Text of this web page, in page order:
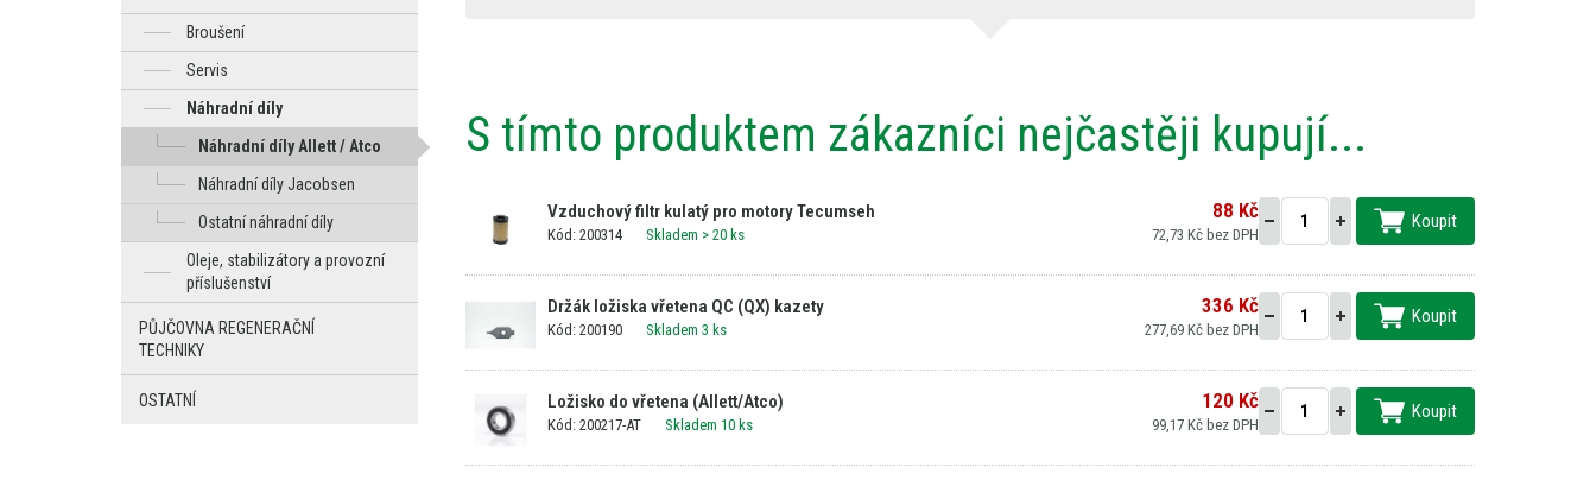
S tímto produktem zákazníci nejčastěji kupují...
Vzduchový filtr kulatý pro motory Tecumseh
Kód: 200314 Skladem > 20 ks
88 Kč
72,73 Kč bez DPH
Koupit
Držák ložiska vřetena QC (QX) kazety
Kód: 200190 Skladem 3 ks
336 Kč
277,69 Kč bez DPH
Koupit
Ložisko do vřetena (Allett/Atco)
Kód: 200217-AT Skladem 10 ks
120 Kč
99,17 Kč bez DPH
Koupit
Broušení
Servis
Náhradní díly
Náhradní díly Allett / Atco
Náhradní díly Jacobsen
Ostatní náhradní díly
Oleje, stabilizátory a provozní
příslušenství
PŮJČOVNA REGENERAČNÍ
TECHNIKY
OSTATNÍ